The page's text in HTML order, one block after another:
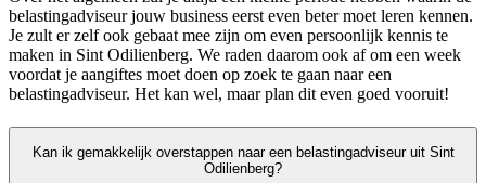
belastingadviseur jouw business eerst even beter moet leren kennen.
Je zult er zelf ook gebaat mee zijn om even persoonlijk kennis te
maken in Sint Odilienberg. We raden daarom ook af om een week
voordat je aangiftes moet doen op zoek te gaan naar een
belastingadviseur. Het kan wel, maar plan dit even goed vooruit!
Kan ik gemakkelijk overstappen naar een belastingadviseur uit Sint
Odilienberg?